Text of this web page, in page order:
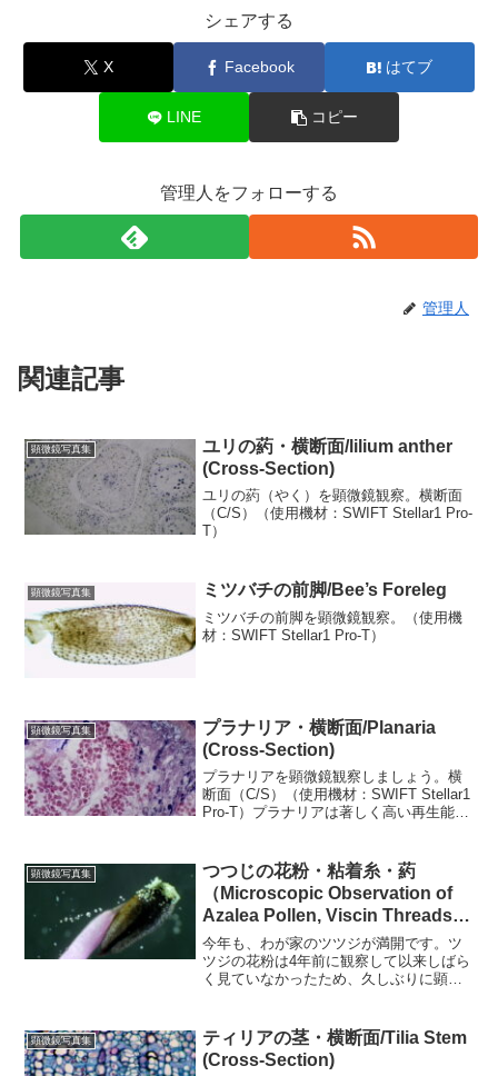
シェアする
X Facebook はてブ
LINE コピー
管理人をフォローする
管理人
関連記事
顕微鏡写真集
ユリの葯・横断面/lilium anther
(Cross-Section)
ユリの葯（やく）を顕微鏡観察。横断面
（C/S）（使用機材：SWIFT Stellar1 Pro-
T）
顕微鏡写真集 ミツバチの前脚/Bee’s Foreleg
ミツバチの前脚を顕微鏡観察。（使用機
材：SWIFT Stellar1 Pro-T）
顕微鏡写真集
プラナリア・横断面/Planaria
(Cross-Section)
プラナリアを顕微鏡観察しましょう。横
断面（C/S）（使用機材：SWIFT Stellar1
Pro-T）プラナリアは著しく高い再生能力
とされてきました。（もう何十年も前...
顕微鏡写真集
つつじの花粉・粘着糸・葯
（Microscopic Observation of
Azalea Pollen, Viscin Threads,
and Anthers）
今年も、わが家のツツジが満開です。ツ
ツジの花粉は4年前に観察して以来しばら
く見ていなかったため、久しぶりに顕微
といっしょに観察。花粉の色は淡い黄色
で...
顕微鏡写真集
ティリアの茎・横断面/Tilia Stem
(Cross-Section)